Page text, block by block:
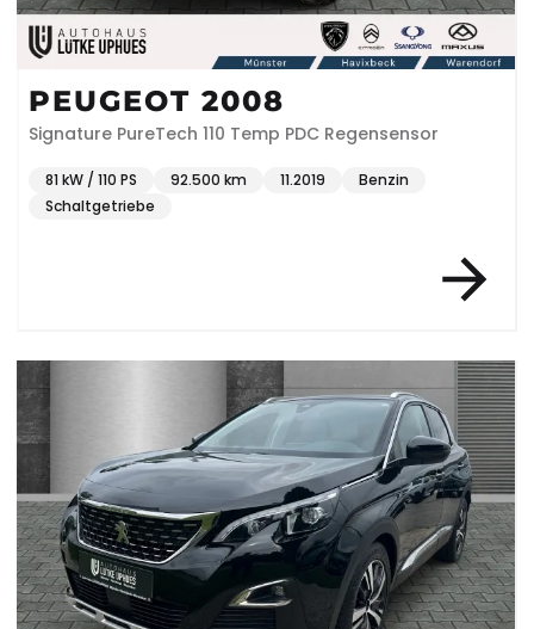
PEUGEOT 2008
Signature PureTech 110 Temp PDC Regensensor
81 kW / 110 PS 92.500 km 11.2019
Benzin
Schaltgetriebe